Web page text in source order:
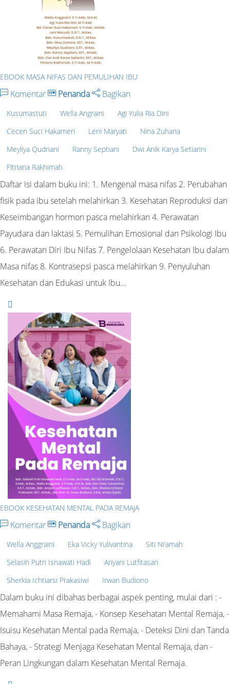
EBOOK MASA NIFAS DAN PEMULIHAN IBU
Komentar Penanda Bagikan
Kusumastuti Wella Angraini
Agi Yulia Ria Dini
Cecen Suci Hakameri
Leni Maryati
Nina Zuhana
Meyliya Qudriani
Ranny Septiani
Dwi Anik Karya Setiarini
Fitriana Rakhimah
Daftar isi dalam buku ini: 1. Mengenal masa nifas 2. Perubahan
fisik pada ibu setelah melahirkan 3. Kesehatan Reproduksi dan
Keseimbangan hormon pasca melahirkan 4. Perawatan
Payudara dan laktasi 5. Pemulihan Emosional dan Psikologi Ibu
6. Perawatan Diri Ibu Nifas 7. Pengelolaan Kesehatan Ibu dalam
Masa nifas 8. Kontrasepsi pasca melahirkan 9. Penyuluhan
Kesehatan dan Edukasi untuk Ibu…
EBOOK KESEHATAN MENTAL PADA REMAJA
Komentar Penanda Bagikan
Wella Anggraini Eka Vicky Yulivantina
Siti Ni’amah
Selasih Putri Isnawati Hadi
Ariyani Lutfitasari
Sherkia Ichtiarsi Prakasiwi
Irwan Budiono
Dalam buku ini dibahas berbagai aspek penting, mulai dari : -
Memahami Masa Remaja, - Konsep Kesehatan Mental Remaja, -
Isuisu Kesehatan Mental pada Remaja, - Deteksi Dini dan Tanda
Bahaya, - Strategi Menjaga Kesehatan Mental Remaja, dan -
Peran Lingkungan dalam Kesehatan Mental Remaja.